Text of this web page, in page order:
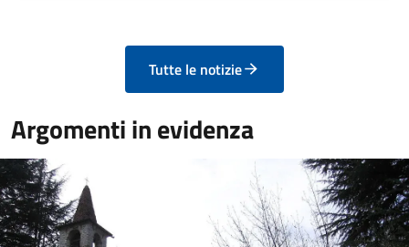
Tutte le notizie
Argomenti in evidenza